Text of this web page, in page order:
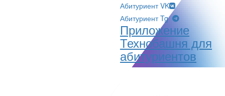
Абитуриент VK
Абитуриент Tg
Приложение
Технобашня для
абитуриентов